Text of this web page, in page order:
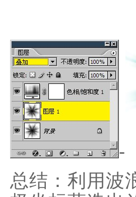
-
总结：利用波